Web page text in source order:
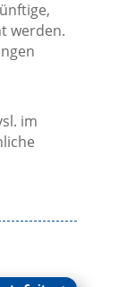
werden.
im